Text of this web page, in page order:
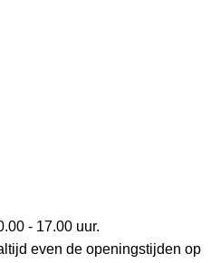
- 17.00 uur.
even de openingstijden op